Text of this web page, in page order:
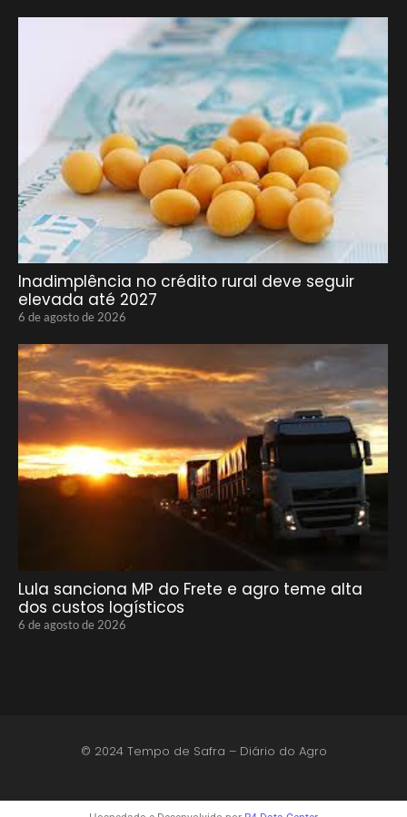
Inadimplência no crédito rural deve seguir
elevada até 2027
6 de agosto de 2026
Lula sanciona MP do Frete e agro teme alta
dos custos logísticos
6 de agosto de 2026
© 2024 Tempo de Safra – Diário do Agro